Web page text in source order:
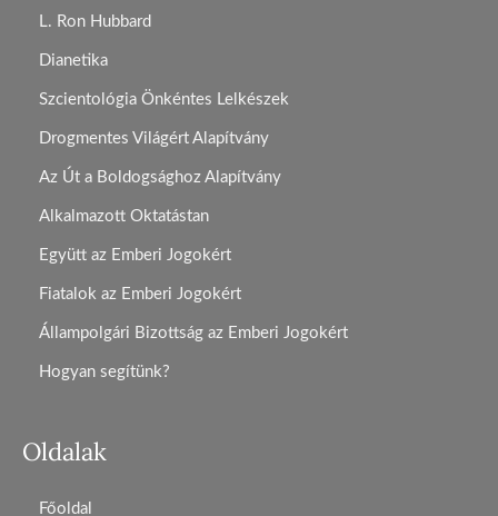
L. Ron Hubbard
Dianetika
Szcientológia Önkéntes Lelkészek
Drogmentes Világért Alapítvány
Az Út a Boldogsághoz Alapítvány
Alkalmazott Oktatástan
Együtt az Emberi Jogokért
Fiatalok az Emberi Jogokért
Állampolgári Bizottság az Emberi Jogokért
Hogyan segítünk?
Oldalak
Főoldal